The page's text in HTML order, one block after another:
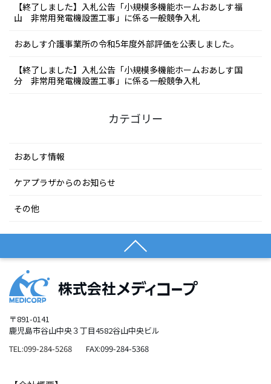
【終了しました】入札公告「小規模多機能ホームおあしす福
山 非常用発電機設置工事」に係る一般競争入札
おあしす介護事業所の令和5年度外部評価を公表しました。
【終了しました】入札公告「小規模多機能ホームおあしす国
分 非常用発電機設置工事」に係る一般競争入札
カテゴリー
おあしす情報
ケアプラザからのお知らせ
その他
〒891-0141
鹿児島市谷山中央３丁目4582谷山中央ビル
TEL:099-284-5268
FAX:099-284-5368